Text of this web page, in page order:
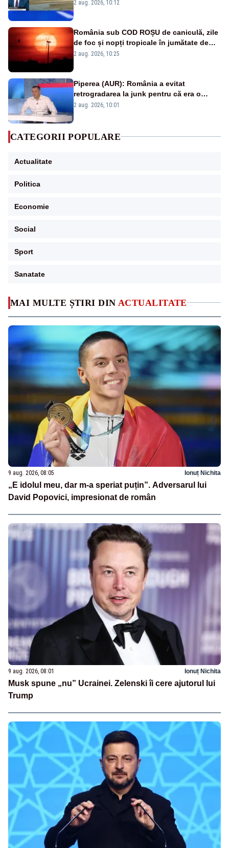
MAI MULTE ȘTIRI DIN ACTUALITATE
9 aug. 2026, 08:05 Ionuț Nichita
„E idolul meu, dar m-a speriat puțin”. Adversarul lui
David Popovici, impresionat de român
9 aug. 2026, 08:01 Ionuț Nichita
Musk spune „nu” Ucrainei. Zelenski îi cere ajutorul lui
Trump
2 aug. 2026, 10:12
România sub COD ROȘU de caniculă, zile
de foc și nopți tropicale în jumătate de
țară
2 aug. 2026, 10:25
Piperea (AUR): România a evitat
retrogradarea la junk pentru că era o
catastrofă pentru bănci și fondurile de
2 aug. 2026, 10:01
CATEGORII POPULARE
Actualitate
Politica
Economie
Social
Sport
Sanatate